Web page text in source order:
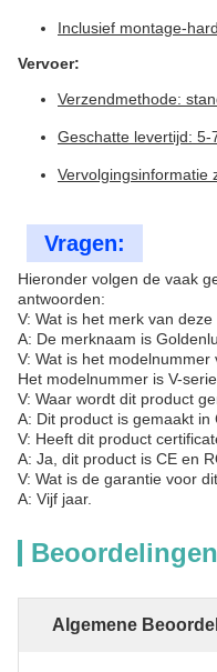
Inclusief montage-
Vervoer:
Verzendmethode:
Geschatte levertijd: 5-
Vervolgingsinformatie
Vragen:
Hieronder volgen de vaak
antwoorden:
V: Wat is het merk van
A: De merknaam is
V: Wat is het modelnummer
Het modelnummer is V-serie.
V: Waar wordt dit product
A: Dit product is gemaakt in
V: Heeft dit product
A: Ja, dit product is CE en
V: Wat is de garantie voor
A: Vijf jaar.
Algemene